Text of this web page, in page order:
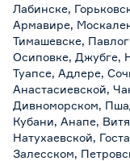
Лабинске,
Армавире,
Тимашевске,
Осиповке, Джубге,
Туапсе, Адлере,
Анастасиевской,
Дивноморском,
Кубани, Анапе,
Натухаевской,
Залесском,